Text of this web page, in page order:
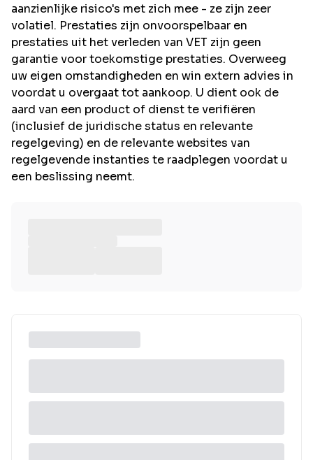
aanzienlijke risico's met zich mee - ze zijn zeer
volatiel. Prestaties zijn onvoorspelbaar en
prestaties uit het verleden van VET zijn geen
garantie voor toekomstige prestaties. Overweeg
uw eigen omstandigheden en win extern advies in
voordat u overgaat tot aankoop. U dient ook de
aard van een product of dienst te verifiëren
(inclusief de juridische status en relevante
regelgeving) en de relevante websites van
regelgevende instanties te raadplegen voordat u
een beslissing neemt.